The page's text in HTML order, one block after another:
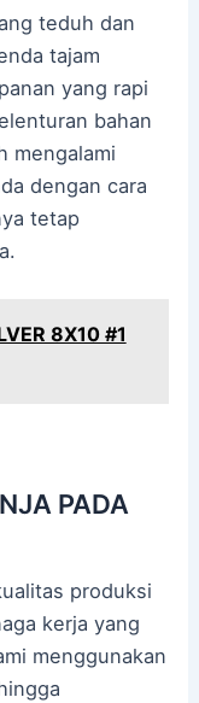
teduh dan
tajam
yang rapi
bahan
mengalami
dengan cara
tetap
8X10 #1
PADA
produksi
kerja yang
menggunakan